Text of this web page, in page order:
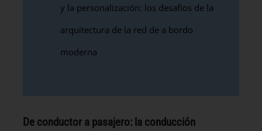
y la personalización: los desafíos de la
arquitectura de la red de a bordo
moderna
De conductor a pasajero: la conducción